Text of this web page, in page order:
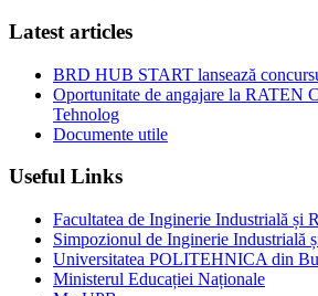
Latest articles
BRD HUB START lansează
Oportunitate de angajare la RATEN
Tehnolog
Documente utile
Useful Links
Facultatea de Inginerie Industrială și
Simpozionul de Inginerie Industrială
Universitatea POLITEHNICA din
Ministerul Educației Naționale